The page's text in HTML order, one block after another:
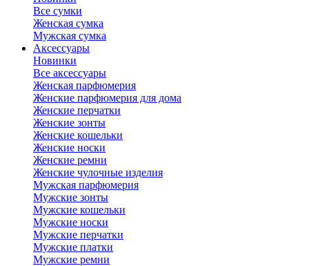
Все сумки
Женская сумка
Мужская сумка
Аксессуары
Новинки
Все аксессуары
Женская парфюмерия
Женские парфюмерия для дома
Женские перчатки
Женские зонты
Женские кошельки
Женские носки
Женские ремни
Женские чулочные изделия
Мужская парфюмерия
Мужские зонты
Мужские кошельки
Мужские носки
Мужские перчатки
Мужские платки
Мужские ремни